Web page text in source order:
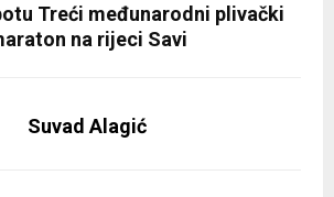
Treći međunarodni plivački
na rijeci Savi
Suvad Alagić